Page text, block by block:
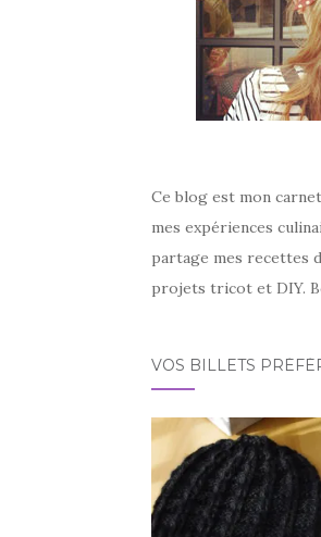
Ce blog est mon
mes expériences
partage mes recettes
projets tricot et DIY.
VOS BILLETS